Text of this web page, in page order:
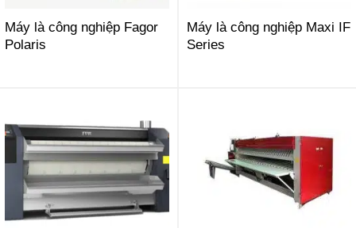
Máy là công nghiệp Fagor
Polaris
Máy là công nghiệp Maxi IF
Series